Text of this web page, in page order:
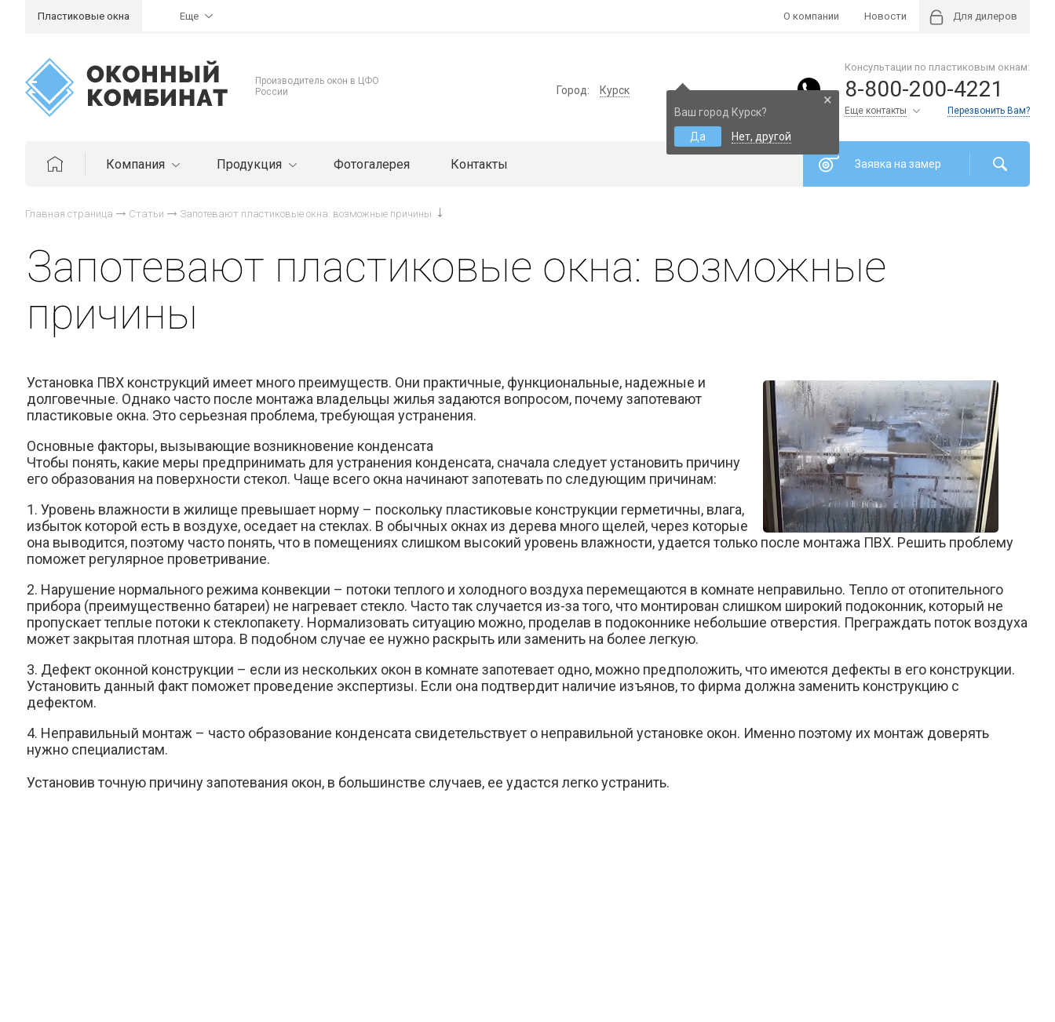
О компании Новости Для дилеров
Пластиковые окна Еще
Производитель окон в ЦФО
России
Город: Курск ×
Ваш город Курск?
Да
Нет, другой
Консультации по пластиковым окнам:
8-800-200-4221
Перезвонить Вам?
Еще контакты
Заявка на замер
Компания Продукция Фотогалерея Контакты
Главная страница Статьи Запотевают пластиковые окна: возможные причины
Запотевают пластиковые окна: возможные
причины
Установка ПВХ конструкций имеет много преимуществ. Они практичные, функциональные, надежные и
долговечные. Однако часто после монтажа владельцы жилья задаются вопросом, почему запотевают
пластиковые окна. Это серьезная проблема, требующая устранения.
Основные факторы, вызывающие возникновение конденсата
Чтобы понять, какие меры предпринимать для устранения конденсата, сначала следует установить причину
его образования на поверхности стекол. Чаще всего окна начинают запотевать по следующим причинам:
1. Уровень влажности в жилище превышает норму – поскольку пластиковые конструкции герметичны, влага,
избыток которой есть в воздухе, оседает на стеклах. В обычных окнах из дерева много щелей, через которые
она выводится, поэтому часто понять, что в помещениях слишком высокий уровень влажности, удается только после монтажа ПВХ. Решить проблему
поможет регулярное проветривание.
2. Нарушение нормального режима конвекции – потоки теплого и холодного воздуха перемещаются в комнате неправильно. Тепло от отопительного
прибора (преимущественно батареи) не нагревает стекло. Часто так случается из-за того, что монтирован слишком широкий подоконник, который не
пропускает теплые потоки к стеклопакету. Нормализовать ситуацию можно, проделав в подоконнике небольшие отверстия. Преграждать поток воздуха
может закрытая плотная штора. В подобном случае ее нужно раскрыть или заменить на более легкую.
3. Дефект оконной конструкции – если из нескольких окон в комнате запотевает одно, можно предположить, что имеются дефекты в его конструкции.
Установить данный факт поможет проведение экспертизы. Если она подтвердит наличие изъянов, то фирма должна заменить конструкцию с
дефектом.
4. Неправильный монтаж – часто образование конденсата свидетельствует о неправильной установке окон. Именно поэтому их монтаж доверять
нужно специалистам.
Установив точную причину запотевания окон, в большинстве случаев, ее удастся легко устранить.